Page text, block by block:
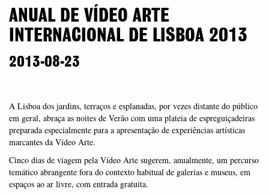
ANUAL DE VÍDEO ARTE
INTERNACIONAL DE LISBOA 2013
2013-08-23
A Lisboa dos jardins, terraços e esplanadas, por vezes distante do público
em geral, abraça as noites de Verão com uma plateia de espreguiçadeiras
preparada especialmente para a apresentação de experiências artísticas
marcantes da Vídeo Arte.
Cinco dias de viagem pela Vídeo Arte sugerem, anualmente, um percurso
temático abrangente fora do contexto habitual de galerias e museus, em
espaços ao ar livre, com entrada gratuita.